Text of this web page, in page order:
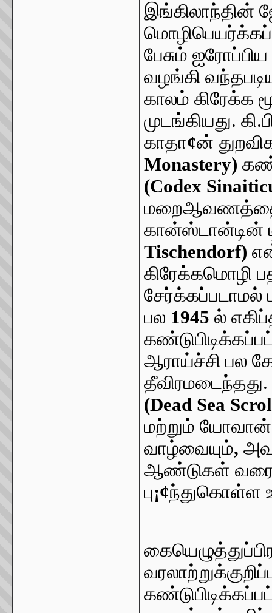
இங்கிலாந்தின்
பேசும்
வழங்கி
காலம் கிரேக்க
முடங்கியது.
காதா¢ன்
Monastery)
(Codex
மறைஆவணத்தை
Tischendorf)
கிரேக்கமொழி
சேர்க்கப்படாமல்
பல 1945 ல்
ஆராய்ச்சி பல
தீவிரமடைந்தது.
(Dead Sea
மற்றும்
வாழ்வையும்,
ஆண்டுகள்
பு¡¢ந்துகொள்ள